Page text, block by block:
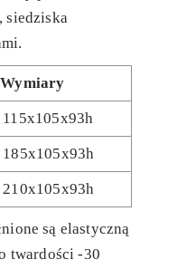
siedziska
Wymiary
115x105x93h
185x105x93h
210x105x93h
są elastyczną
twardości -30